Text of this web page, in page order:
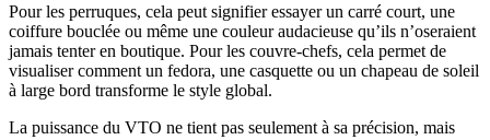
Pour les perruques, cela peut signifier essayer un carré court, une
coiffure bouclée ou même une couleur audacieuse qu’ils n’oseraient
jamais tenter en boutique. Pour les couvre-chefs, cela permet de
visualiser comment un fedora, une casquette ou un chapeau de soleil
à large bord transforme le style global.
La puissance du VTO ne tient pas seulement à sa précision, mais